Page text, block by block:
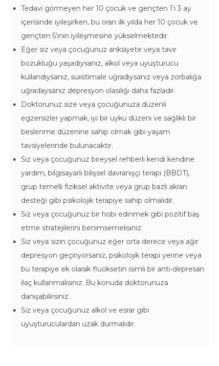
Tedavi görmeyen her 10 çocuk ve gençten 1’i 3 ay
içerisinde iyileşirken, bu oran ilk yılda her 10 çocuk ve
gençten 5’inin iyileşmesine yükselmektedir.
Eğer siz veya çocuğunuz anksiyete veya tavır
bozukluğu yaşadıysanız, alkol veya uyuşturucu
kullandıysanız, suiistimale uğradıysanız veya zorbalığa
uğradaysanız depresyon olasılığı daha fazladır.
Doktorunuz size veya çocuğunuza düzenli
egzersizler yapmak, iyi bir uyku düzeni ve sağlıklı bir
beslenme düzenine sahip olmak gibi yaşam
tavsiyelerinde bulunacaktır.
Siz veya çocuğunuz bireysel rehberli kendi kendine
yardım, bilgisayarlı bilişsel davranışçı terapi (BBDT),
grup temelli fiziksel aktivite veya grup bazlı akran
desteği gibi psikolojik terapiye sahip olmalıdır.
Siz veya çocuğunuz bir hobi edinmek gibi pozitif baş
etme stratejilerini benimsemelisiniz.
Siz veya sizin çocuğunuz eğer orta derece veya ağır
depresyon geçiriyorsanız, psikolojik terapi yerine veya
bu terapiye ek olarak fluoksetin isimli bir anti-depresan
ilaç kullanmalısınız. Bu konuda doktorunuza
danışabilirsiniz.
Siz veya çocuğunuz alkol ve esrar gibi
uyuşturuculardan uzak durmalıdır.